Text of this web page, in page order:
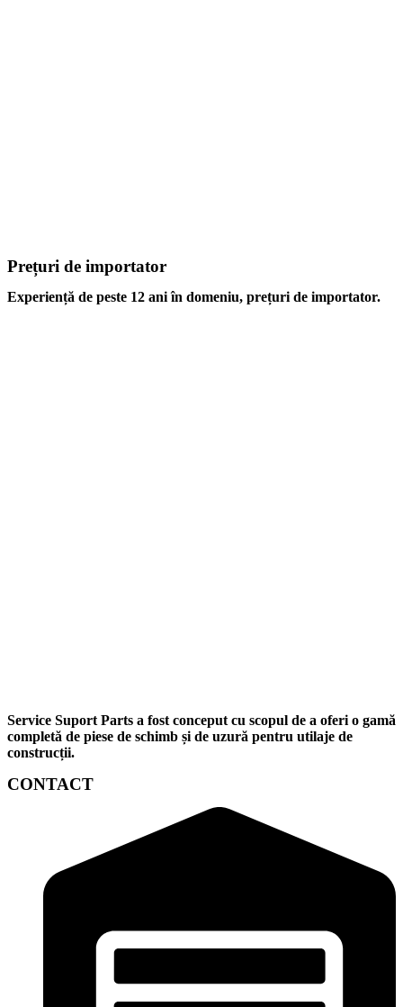
Prețuri de importator
Experiență de peste 12 ani în domeniu, prețuri de importator.
Service Suport Parts a fost conceput cu scopul de a oferi o gamă
completă de piese de schimb și de uzură pentru utilaje de
construcții.
CONTACT